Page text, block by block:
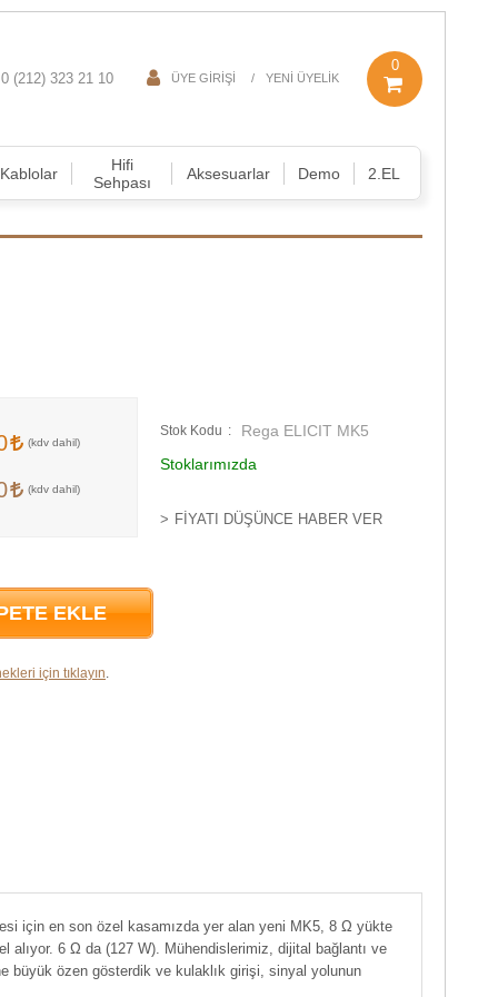
0 (212) 323 21 10 ÜYE GIRIŞI YENI ÜYELIK
0
Kablolar
Hifi
Sehpası
Aksesuarlar Demo 2.EL
Stok Kodu
Rega ELICIT MK5
Stoklarımızda
FIYATI DÜŞÜNCE HABER VER
EKLE
için tıklayın.
için en son özel kasamızda yer alan yeni MK5, 8 Ω yükte
alıyor. 6 Ω da (127 W). Mühendislerimiz, dijital bağlantı ve
büyük özen gösterdik ve kulaklık girişi, sinyal yolunun